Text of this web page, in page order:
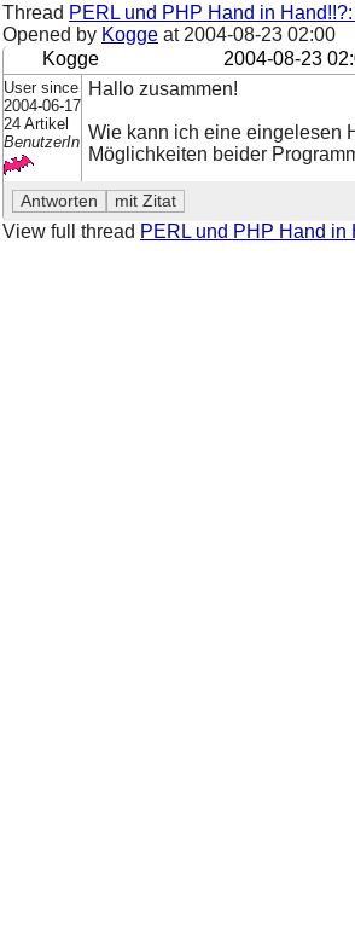
Thread PERL und PHP Hand in
Opened by Kogge at 2004-08-23 02:00
Kogge
2004-08-23
User since
2004-06-17
24 Artikel
BenutzerIn
Hallo zusammen!
Wie kann ich eine eingelesen
Möglichkeiten beider
View full thread PERL und PHP Hand in